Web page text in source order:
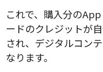
これで、購入分の
ードのクレジットが
され、デジタルコン
なります。